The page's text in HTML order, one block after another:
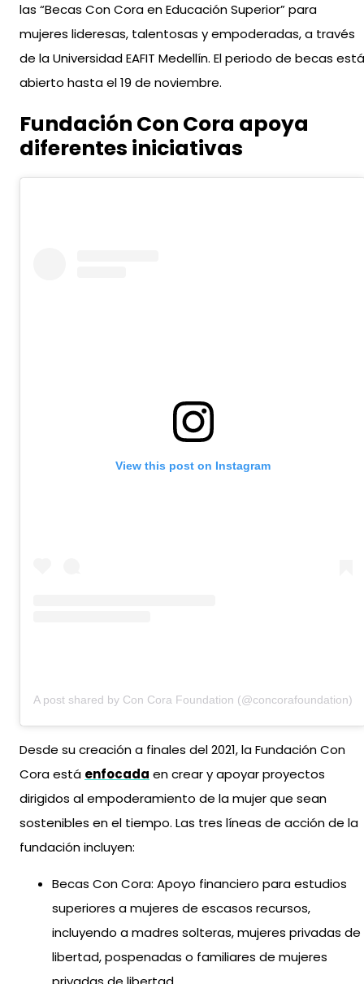
las “Becas Con Cora en Educación Superior” para
mujeres lideresas, talentosas y empoderadas, a través
de la Universidad EAFIT Medellín. El periodo de becas está
abierto hasta el 19 de noviembre.
Fundación Con Cora apoya
diferentes iniciativas
View this post on Instagram
A post shared by Con Cora Foundation (@concorafoundation)
Desde su creación a finales del 2021, la Fundación Con
Cora está enfocada en crear y apoyar proyectos
dirigidos al empoderamiento de la mujer que sean
sostenibles en el tiempo. Las tres líneas de acción de la
fundación incluyen:
Becas Con Cora: Apoyo financiero para estudios
superiores a mujeres de escasos recursos,
incluyendo a madres solteras, mujeres privadas de
libertad, pospenadas o familiares de mujeres